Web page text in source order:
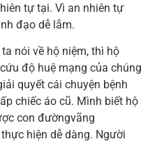
tự tại. Vì an nhiên tự
đạo dễ lắm.
nói về hộ niệm, thì hộ
độ huệ mạng của chúng
quyết cái chuyện bệnh
chiếc áo cũ. Mình biết hộ
con đườngvãng
hiện dễ dàng. Người